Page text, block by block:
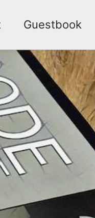
Guestbook